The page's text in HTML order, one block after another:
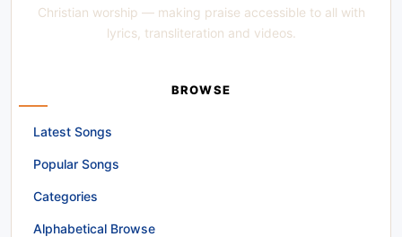
Christian worship — making praise accessible to all with
lyrics, transliteration and videos.
BROWSE
Latest Songs
Popular Songs
Categories
Alphabetical Browse